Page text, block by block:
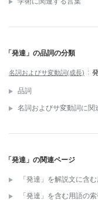
「発達」の品詞の分類
名詞およびサ変動詞(成長)
品詞
名詞およびサ変動詞に関
「発達」の関連ページ
「発達」を解説文に含
「発達」を含む用語の索